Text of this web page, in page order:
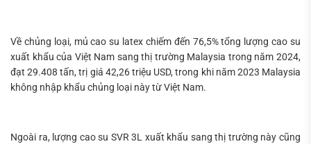
Về chủng loại, mủ cao su latex chiếm đến 76,5% tổng lượng cao su
xuất khẩu của Việt Nam sang thị trường Malaysia trong năm 2024,
đạt 29.408 tấn, trị giá 42,26 triệu USD, trong khi năm 2023 Malaysia
không nhập khẩu chủng loại này từ Việt Nam.
Ngoài ra, lượng cao su SVR 3L xuất khẩu sang thị trường này cũng